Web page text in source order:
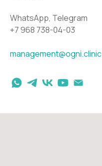
WhatsApp, Telegram
+7 968 738-04-03
management@ogni.clinic